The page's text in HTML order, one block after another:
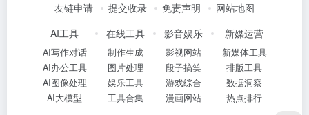
友链申请 提交收录 免责声明
网站地图
AI工具
AI写作对话
AI办公工具
AI图像处理
AI大模型
在线工具
制作生成
图片处理
娱乐工具
工具合集
影音娱乐
影视网站
段子搞笑
游戏综合
漫画网站
新媒运营
新媒体工具
排版工具
数据洞察
热点排行